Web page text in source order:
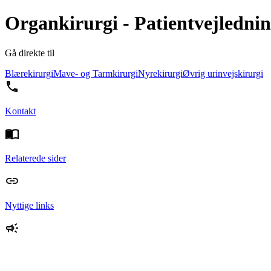
Organkirurgi -
Gå direkte til
BlærekirurgiMave- og TarmkirurgiNyrekirurgiØvrig urinvejskirurgi
Kontakt
Relaterede sider
Nyttige links